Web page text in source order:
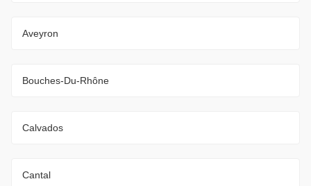
Aveyron
Bouches-Du-Rhône
Calvados
Cantal